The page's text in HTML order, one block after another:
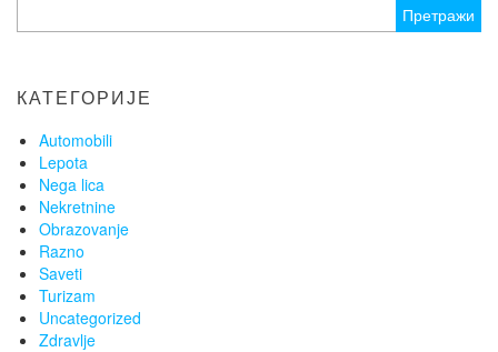
за:
КАТЕГОРИЈЕ
Automobili
Lepota
Nega lica
Nekretnine
Obrazovanje
Razno
Saveti
Turizam
Uncategorized
Zdravlje